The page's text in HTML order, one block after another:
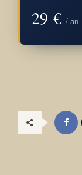
29 € / an